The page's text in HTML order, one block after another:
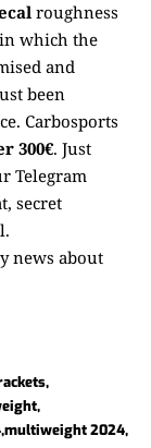
roughness
which the
and
been
Carbosports
300€. Just
Telegram
secret
news about
multiweight 2024